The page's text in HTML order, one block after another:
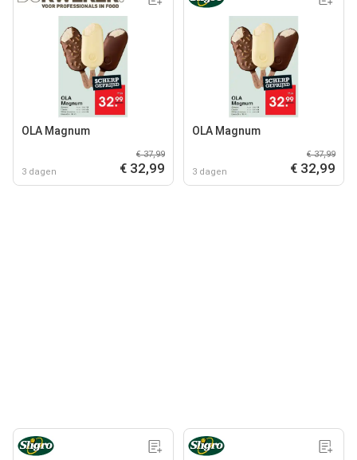
OLA Magnum
3 dagen
€ 37,99
€ 32,99
OLA Magnum
3 dagen
€ 37,99
€ 32,99